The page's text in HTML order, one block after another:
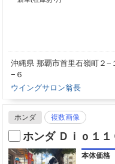
沖縄県 那覇市首里石嶺町２−
−６
ウイングサロン翁長
ホンダ 複数画像
ホンダ Ｄｉｏ１
本体価格